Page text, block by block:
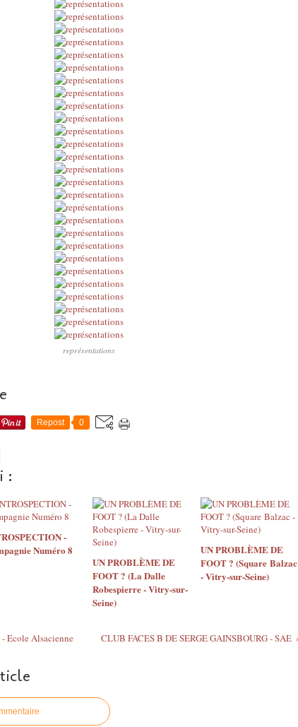
représentations
Repost 0
:
-
Numéro 8
UN PROBLÈME DE
FOOT ? (La Dalle
Robespierre - Vitry-sur-
Seine)
UN PROBLÈME DE
FOOT ? (Square Balzac
- Vitry-sur-Seine)
Ecole Alsacienne CLUB FACES B DE SERGE GAINSBOURG - SAE